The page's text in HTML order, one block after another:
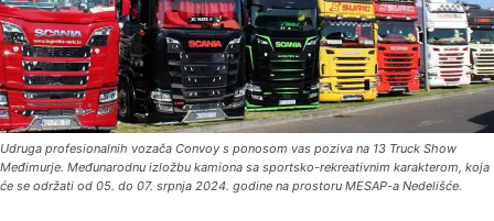
Udruga profesionalnih vozača Convoy s ponosom vas poziva na 13 Truck Show
Međimurje. Međunarodnu izložbu kamiona sa sportsko-rekreativnim karakterom, koja
će se održati od 05. do 07. srpnja 2024. godine na prostoru MESAP-a Nedelišće.